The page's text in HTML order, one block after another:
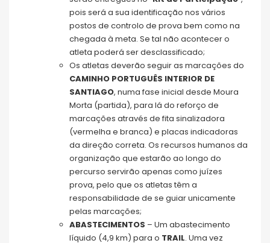
pois será a sua identificação nos vários
postos de controlo de prova bem como na
chegada à meta. Se tal não acontecer o
atleta poderá ser desclassificado;
Os atletas deverão seguir as marcações do
CAMINHO PORTUGUÊS INTERIOR DE
SANTIAGO, numa fase inicial desde Moura
Morta (partida), para lá do reforço de
marcações através de fita sinalizadora
(vermelha e branca) e placas indicadoras
da direção correta. Os recursos humanos da
organização que estarão ao longo do
percurso servirão apenas como juízes
prova, pelo que os atletas têm a
responsabilidade de se guiar unicamente
pelas marcações;
ABASTECIMENTOS – Um abastecimento
líquido (4,9 km) para o TRAIL. Uma vez